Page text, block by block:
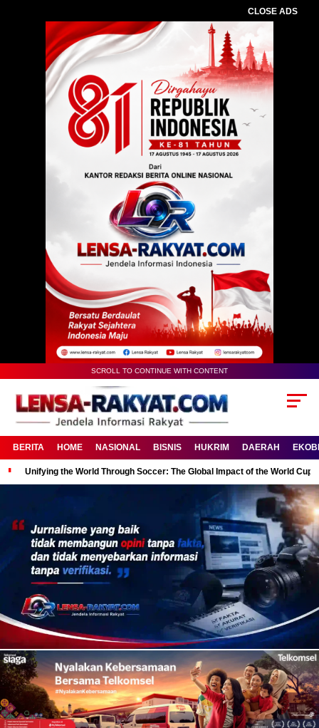
CLOSE ADS
SCROLL TO CONTINUE WITH CONTENT
BERITA HOME NASIONAL BISNIS HUKRIM DAERAH
Unifying the World Through Soccer: The Global Impact of the World Cup